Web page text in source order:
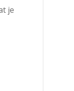
je